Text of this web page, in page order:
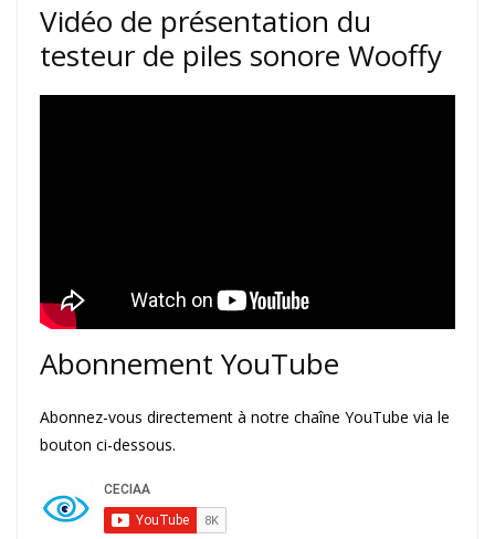
Vidéo de présentation du
testeur de piles sonore Wooffy
Abonnement YouTube
Abonnez-vous directement à notre chaîne YouTube via le
bouton ci-dessous.